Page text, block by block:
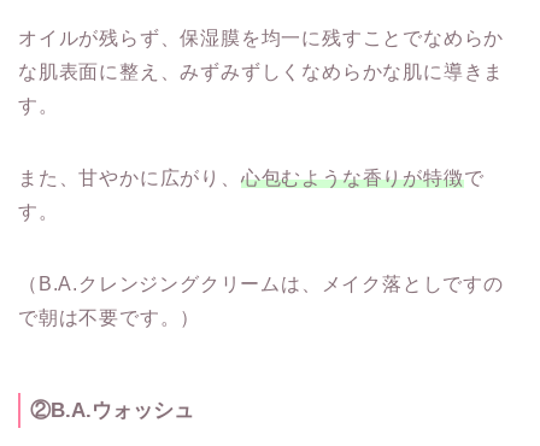
オイルが残らず、保湿膜を均一に残すことでなめらか
な肌表面に整え、みずみずしくなめらかな肌に導きま
す。
また、甘やかに広がり、 心包むような香りが特徴で
す。
（B.A.クレンジングクリームは、メイク落としですの
で朝は不要です。）
②B.A.ウォッシュ